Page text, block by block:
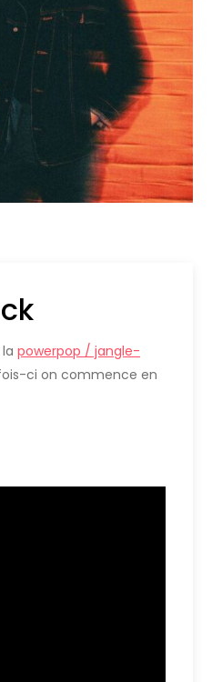
powerpop / jangle-
ci on commence en